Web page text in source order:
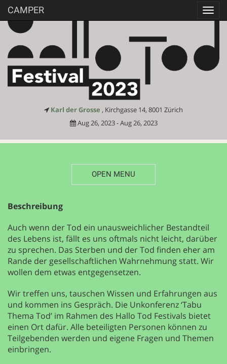
CAMPER
Karl der Grosse , Kirchgasse 14, 8001 Zürich
Aug 26, 2023 - Aug 26, 2023
OPEN MENU
DESCRIPTION
Beschreibung
Auch wenn der Tod ein unausweichlicher Bestandteil
des Lebens ist, fällt es uns oftmals nicht leicht, darüber
zu sprechen. Das Sterben und der Tod finden eher am
Rande der gesellschaftlichen Wahrnehmung statt. Wir
wollen dem etwas entgegensetzen.
Wir treffen uns, tauschen Wissen und Erfahrungen aus
und kommen ins Gespräch. Die Unkonferenz ‘Tabu
Thema Tod’ im Rahmen des Hallo Tod Festivals bietet
einen Ort dafür. Alle beteiligten Personen können zu
Teilgebenden werden und eigene Fragen und Themen
einbringen.